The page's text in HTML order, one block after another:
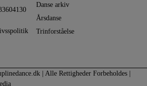
Danse arkiv
Årsdanse
Trinforståelse
| Alle Rettigheder Forbeholdes |